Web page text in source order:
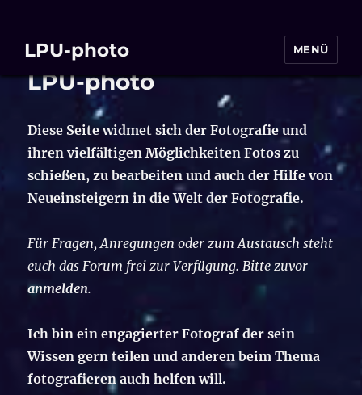
LPU-photo MENÜ
LPU-photo
Diese Seite widmet sich der Fotografie und
ihren vielfältigen Möglichkeiten Fotos zu
schießen, zu bearbeiten und auch der Hilfe von
Neueinsteigern in die Welt der Fotografie.
Für Fragen, Anregungen oder zum Austausch steht
euch das Forum frei zur Verfügung. Bitte zuvor
anmelden.
Ich bin ein engagierter Fotograf der sein
Wissen gern teilen und anderen beim Thema
fotografieren auch helfen will.